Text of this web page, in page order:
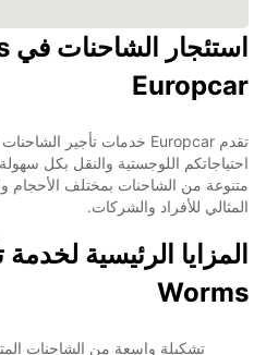
Europcar
احتياجاتكم اللوجستية والنقل بكل
متنوعة من الشاحنات بمختلف الأحجام
المثالي للأفراد والشركات.
المزايا الرئيسية
Worms
تشكيلة واسعة من الشاحنات